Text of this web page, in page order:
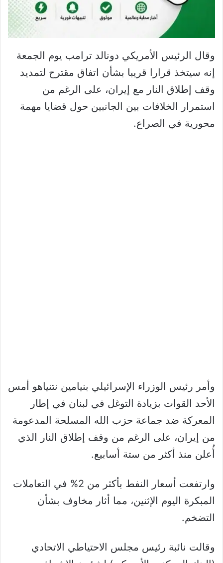
وقال الرئيس الأمريكي دونالد ترامب يوم الجمعة
إنه سيتخذ قرارا قريبا بشأن اتفاق مقترح لتمديد
وقف إطلاق النار مع إيران، على الرغم من
استمرار الخلافات بين الجانبين حول قضايا مهمة
محورية في الصراع.
وأمر رئيس الوزراء الإسرائيلي بنيامين نتنياهو أمس
الأحد القوات بزيادة التوغل في لبنان في إطار
المعركة ضد جماعة حزب الله المسلحة المدعومة
من إيران، على الرغم من وقف إطلاق النار الذي
أُعلن منذ أكثر من ستة أسابيع.
وارتفعت أسعار النفط بأكثر من 2% في التعاملات
المبكرة اليوم الإثنين، مما أثار مخاوف بشأن
التضخم.
وقالت نائبة رئيس مجلس الاحتياطي الاتحادي